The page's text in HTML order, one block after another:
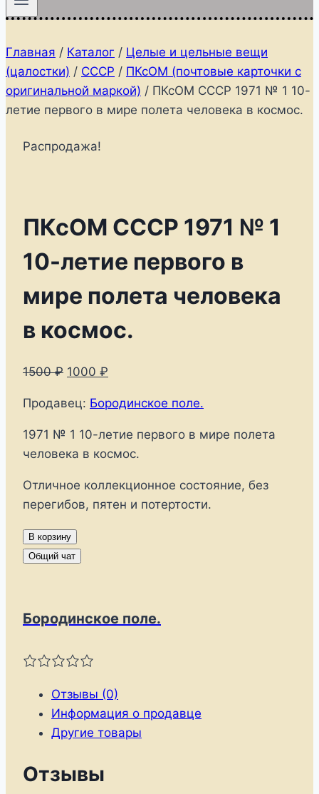
Главная / Каталог / Целые и цельные вещи
(цалостки) / СССР / ПКсОМ (почтовые карточки с
оригинальной маркой) / ПКсОМ СССР 1971 № 1 10-
летие первого в мире полета человека в космос.
Распродажа!
ПКсОМ СССР 1971 № 1
10-летие первого в
мире полета человека
в космос.
1500₽ Первоначальная
составляла
1500 ₽.
1000 ₽
1000 ₽.
Продавец: Бородинское поле.
1971 № 1 10-летие первого в мире полета
человека в космос.
Отличное коллекционное состояние, без
перегибов, пятен и потертости.
Количество
товара
1971
10-
летие
первого
полета
человека
В корзину
Общий чат
Бородинское поле.
Отзывы (0)
Информация о продавце
Другие товары
Отзывы